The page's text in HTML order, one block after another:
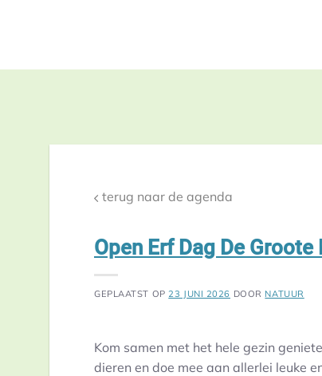
terug naar de agenda
Open Erf Dag De
GEPLAATST OP 23 JUNI 2026 DOOR NATUUR
Kom samen met het hele gezin
dieren en doe mee aan allerlei leuke